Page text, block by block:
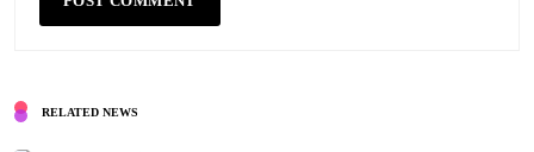
RELATED NEWS